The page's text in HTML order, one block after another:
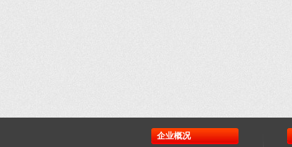
企业概况